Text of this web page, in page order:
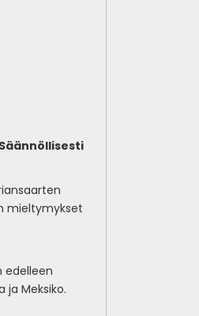
mieltymykset
edelleen
ja Meksiko.